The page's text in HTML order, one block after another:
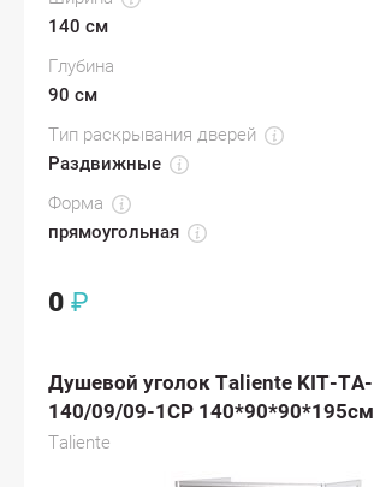
140 см
Глубина
90 см
Тип раскрывания дверей
Раздвижные
Форма
прямоугольная
0 ₽
Душевой уголок Taliente KIT-TA-
140/09/09-1CP 140*90*90*195см
Taliente